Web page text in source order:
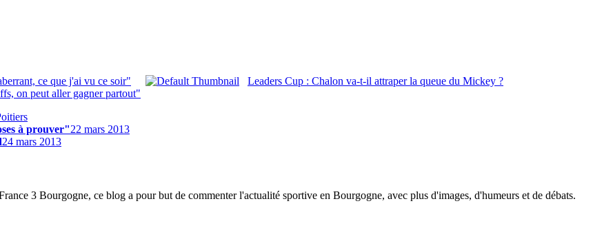
ce que j'ai vu ce soir"
Leaders Cup : Chalon va-t-il attraper la queue du Mickey ?
on peut aller gagner partout"
à prouver"22 mars 2013
24 mars 2013
3 Bourgogne, ce blog a pour but de commenter l'actualité sportive en Bourgogne, avec plus d'images, d'humeurs et de débats.